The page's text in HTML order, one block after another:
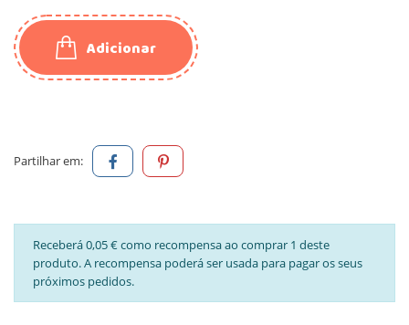
Adicionar
Partilhar em:
Receberá 0,05 € como recompensa ao comprar 1 deste
produto. A recompensa poderá ser usada para pagar os seus
próximos pedidos.